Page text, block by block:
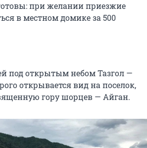
при желании приезжие
в местном домике за 500
под открытым небом Тазгол —
открывается вид на поселок,
гору шорцев — Айган.